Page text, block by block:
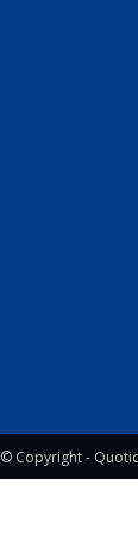
© Copyright -